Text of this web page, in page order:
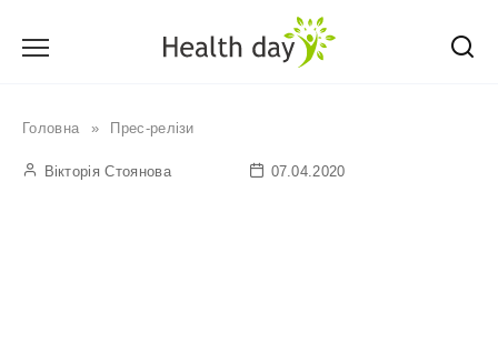
Головна » Прес-релізи
Вікторія Стоянова 07.04.2020